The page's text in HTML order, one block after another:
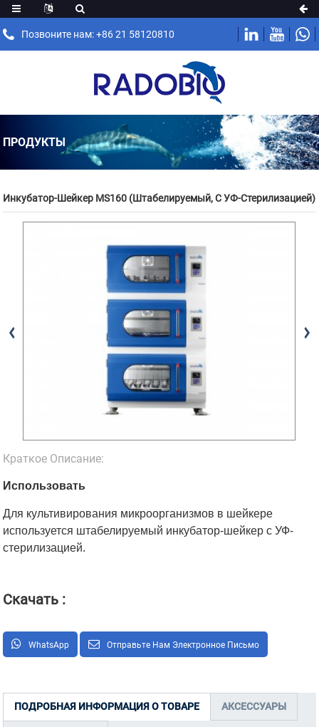
Позвоните нам: +86 21 58120810
ПРОДУКТЫ
Инкубатор-Шейкер MS160 (штабелируемый, С УФ-Стерилизацией)
Краткое Описание:
Использовать
Для культивирования микроорганизмов в шейкере
используется штабелируемый инкубатор-шейкер с УФ-
стерилизацией.
Скачать :
WhatsApp Отправьте Нам Электронное Письмо
ПОДРОБНАЯ ИНФОРМАЦИЯ О ТОВАРЕ АКСЕССУАРЫ